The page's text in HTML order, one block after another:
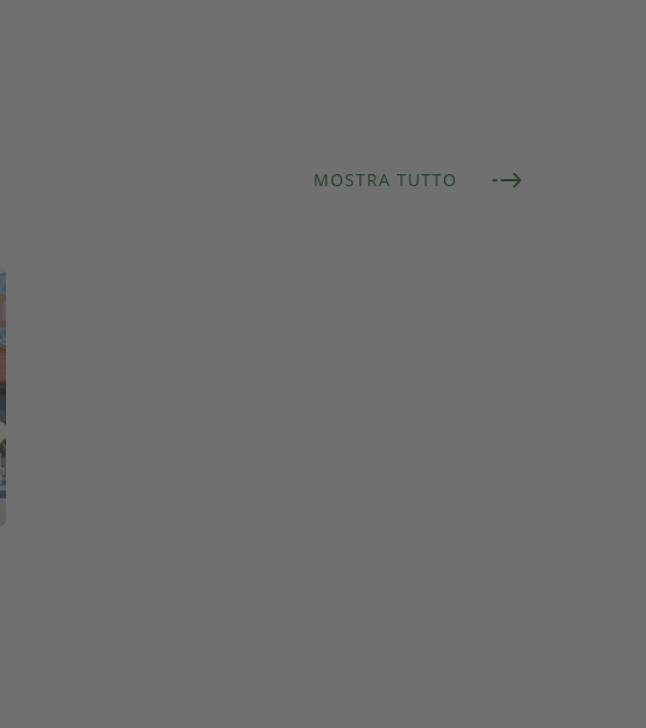
MOSTRA TUTTO